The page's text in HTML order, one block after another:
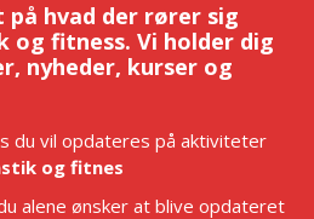
hvad der rører sig
og fitness. Vi holder dig
nyheder, kurser og
du vil opdateres på aktiviteter
og fitnes
alene ønsker at blive opdateret